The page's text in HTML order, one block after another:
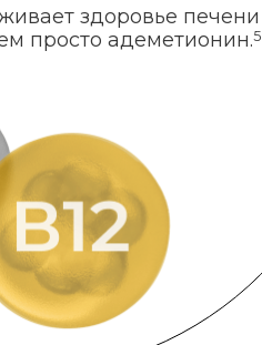
здоровье печени
просто адеметионин.5